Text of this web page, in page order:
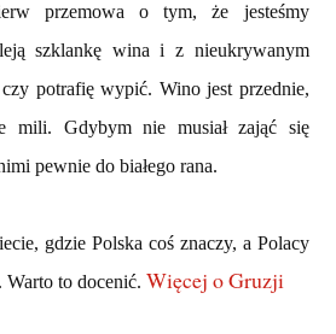
przemowa o tym, że jesteśmy
szklankę wina i z nieukrywanym
potrafię wypić. Wino jest przednie,
mili. Gdybym nie musiał zająć się
pewnie do białego rana.
gdzie Polska coś znaczy, a Polacy
Warto to docenić. Więcej o Gruzji